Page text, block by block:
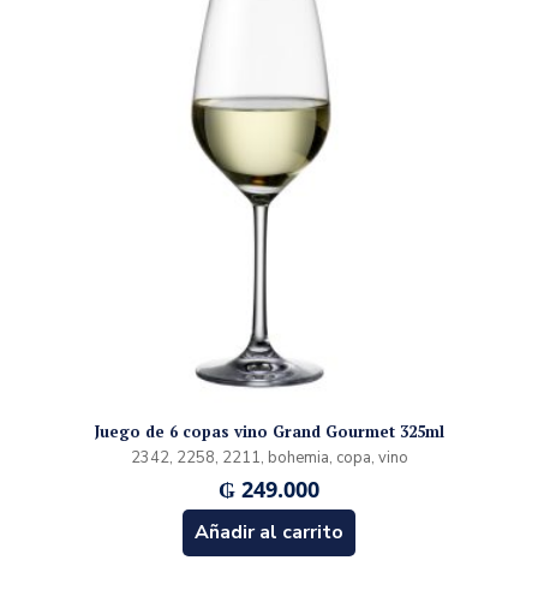
Juego de 6 copas vino Grand Gourmet 325ml
2342, 2258, 2211, bohemia, copa, vino
₲ 249.000
Añadir al carrito